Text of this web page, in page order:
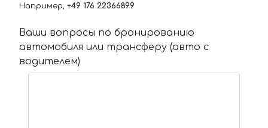
Например, +49 176 22366899
Ваши вопросы по бронированию
автомобиля или трансферу (авто с
водителем)